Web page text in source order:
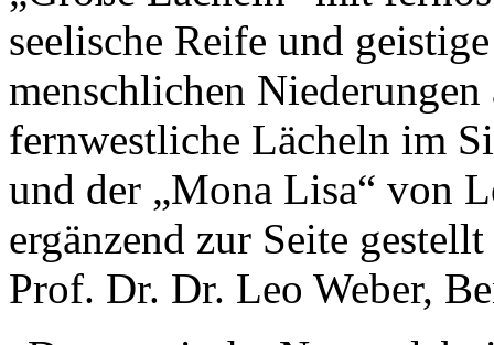
seelische Reife und
menschlichen
fernwestliche Lächeln im
und der „Mona Lisa“ von
ergänzend zur Seite
Prof. Dr. Dr. Leo Weber,